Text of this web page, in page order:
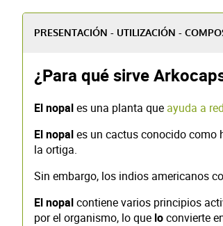
PRESENTACIÓN - UTILIZACIÓN -
¿Para qué sirve
El nopales una planta que ayuda a
El nopales un cactus conocido como
la ortiga.
Sin embargo, los indios americanos
El nopalcontiene varios principios
por el organismo, lo que loconvierte